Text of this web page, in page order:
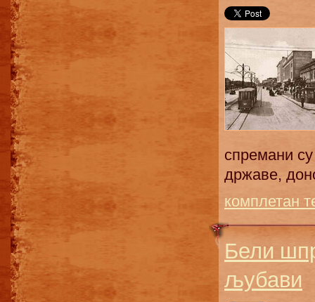
спрeмaни
држaвe,
комплетан
Бели
љубави